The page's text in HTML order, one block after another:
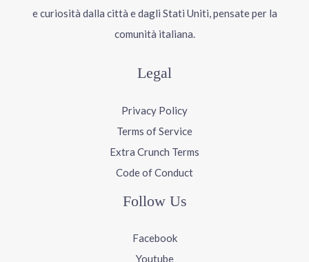
e curiosità dalla città e dagli Stati Uniti, pensate per la
comunità italiana.
Legal
Privacy Policy
Terms of Service
Extra Crunch Terms
Code of Conduct
Follow Us
Facebook
Youtube